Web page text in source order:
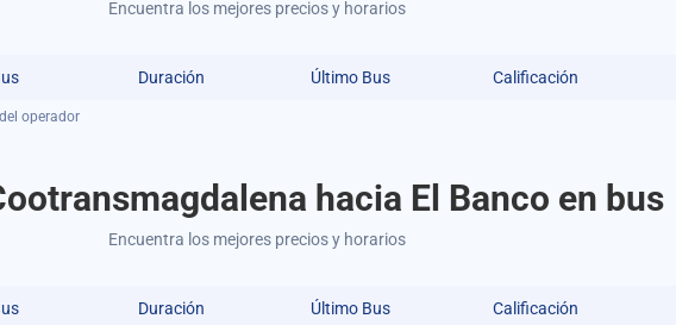
Encuentra los mejores precios y horarios
Duración Último Bus Calificación
operador
hacia El Banco en bus
Encuentra los mejores precios y horarios
Duración Último Bus Calificación